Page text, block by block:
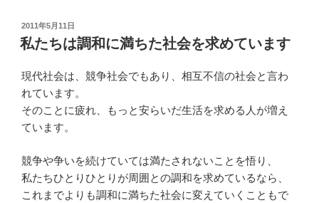
投
稿
日:
2011年5月11日
私たちは調和に満ちた社会を求めています
現代社会は、競争社会でもあり、相互不信の社会と言わ
れています。
そのことに疲れ、もっと安らいだ生活を求める人が増え
ています。
競争や争いを続けていては満たされないことを悟り、
私たちひとりひとりが周囲との調和を求めているなら、
これまでよりも調和に満ちた社会に変えていくこともで